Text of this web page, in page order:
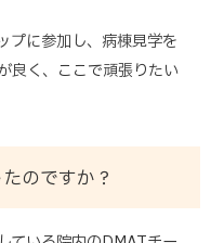
プに参加し、病棟見学を
良く、ここで頑張りたい
のですか？